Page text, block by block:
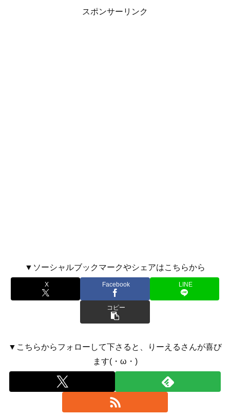
スポンサーリンク
▼ソーシャルブックマークやシェアはこちらから
X Facebook LINE
コピー
▼こちらからフォローして下さると、りーえるさんが喜び
ます(・ω・)